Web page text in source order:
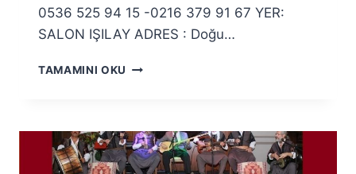
0536 525 94 15 -0216 379 91 67 YER:
SALON IŞILAY ADRES : Doğu…
TAMAMINI OKU 17
KADINLAR
SIRA
GECESI